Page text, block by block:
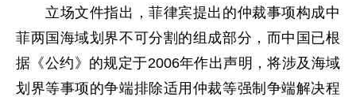
立场文件指出，菲律宾提出的仲裁事项构成中
菲两国海域划界不可分割的组成部分，而中国已根
据《公约》的规定于2006年作出声明，将涉及海域
划界等事项的争端排除适用仲裁等强制争端解决程